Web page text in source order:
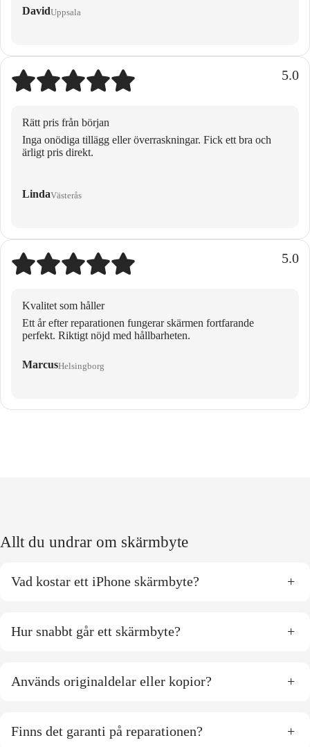
DavidUppsala
5.0
Rätt pris från början
Inga onödiga tillägg eller överraskningar. Fick ett bra och
ärligt pris direkt.
LindaVästerås
5.0
Kvalitet som håller
Ett år efter reparationen fungerar skärmen fortfarande
perfekt. Riktigt nöjd med hållbarheten.
MarcusHelsingborg
Allt du undrar om skärmbyte
Vad kostar ett iPhone skärmbyte? +
Hur snabbt går ett skärmbyte? +
Används originaldelar eller kopior? +
Finns det garanti på reparationen? +